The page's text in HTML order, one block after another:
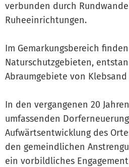
verbunden durch
Ruheeinrichtungen.
Im Gemarkungsbereich
Naturschutzgebieten,
Abraumgebiete von
In den vergangenen 20
umfassenden
Aufwärtsentwicklung des
den gemeindlichen
ein vorbildliches